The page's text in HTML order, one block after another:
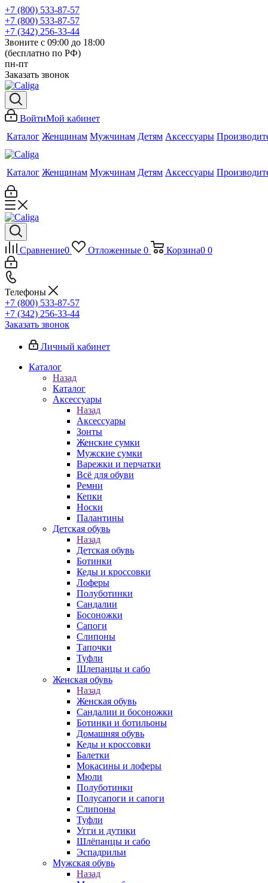
+7 (800) 533-87-57
+7 (800) 533-87-57
+7 (342) 256-33-44
Звоните с 09:00 до 18:00
(бесплатно по РФ)
пн-пт
Заказать звонок
ВойтиМой кабинет
Каталог Женщинам Мужчинам Детям Аксессуары
Каталог Женщинам Мужчинам Детям Аксессуары
Сравнение0 Отложенные 0 Корзина0 0
Телефоны
+7 (800) 533-87-57
+7 (342) 256-33-44
Заказать звонок
Личный кабинет
Каталог
Назад
Каталог
Аксессуары
Назад
Аксессуары
Зонты
Женские сумки
Мужские сумки
Варежки и перчатки
Всё для обуви
Ремни
Кепки
Носки
Палантины
Детская обувь
Назад
Детская обувь
Ботинки
Кеды и кроссовки
Лоферы
Полуботинки
Сандалии
Босоножки
Сапоги
Слипоны
Тапочки
Туфли
Шлепанцы и сабо
Женская обувь
Назад
Женская обувь
Сандалии и босоножки
Ботинки и ботильоны
Домашняя обувь
Кеды и кроссовки
Балетки
Мокасины и лоферы
Мюли
Полуботинки
Полусапоги и сапоги
Слипоны
Туфли
Угги и дутики
Шлёпанцы и сабо
Эспадрильи
Мужская обувь
Назад